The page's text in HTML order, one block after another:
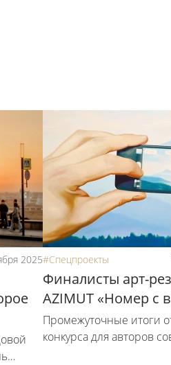
2025#Спецпроекты
Финалисты арт-
AZIMUT «Номер с
Промежуточные итоги
конкурса для авторов